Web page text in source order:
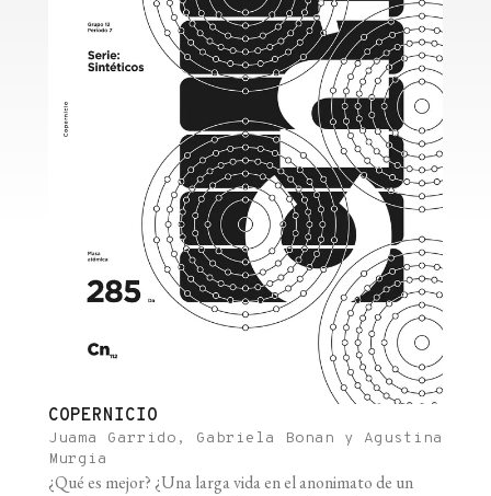
COPERNICIO
Juama Garrido, Gabriela Bonan y Agustina
Murgia
¿Qué es mejor? ¿Una larga vida en el anonimato de un